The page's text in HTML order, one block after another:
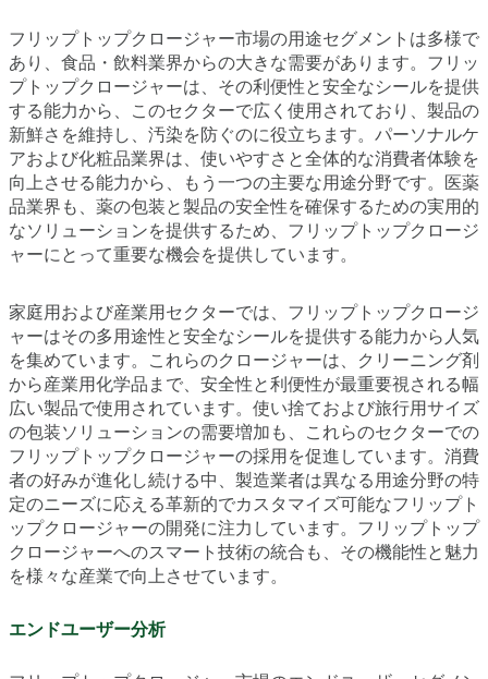
フリップトップクロージャー市場の用途セグメントは多様で
あり、食品・飲料業界からの大きな需要があります。フリッ
プトップクロージャーは、その利便性と安全なシールを提供
する能力から、このセクターで広く使用されており、製品の
新鮮さを維持し、汚染を防ぐのに役立ちます。パーソナルケ
アおよび化粧品業界は、使いやすさと全体的な消費者体験を
向上させる能力から、もう一つの主要な用途分野です。医薬
品業界も、薬の包装と製品の安全性を確保するための実用的
なソリューションを提供するため、フリップトップクロージ
ャーにとって重要な機会を提供しています。
家庭用および産業用セクターでは、フリップトップクロージ
ャーはその多用途性と安全なシールを提供する能力から人気
を集めています。これらのクロージャーは、クリーニング剤
から産業用化学品まで、安全性と利便性が最重要視される幅
広い製品で使用されています。使い捨ておよび旅行用サイズ
の包装ソリューションの需要増加も、これらのセクターでの
フリップトップクロージャーの採用を促進しています。消費
者の好みが進化し続ける中、製造業者は異なる用途分野の特
定のニーズに応える革新的でカスタマイズ可能なフリップト
ップクロージャーの開発に注力しています。フリップトップ
クロージャーへのスマート技術の統合も、その機能性と魅力
を様々な産業で向上させています。
エンドユーザー分析